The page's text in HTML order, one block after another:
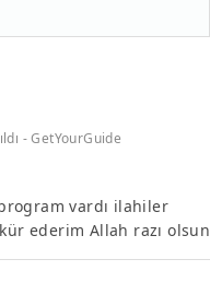
- GetYourGuide
vardı ilahiler
ederim Allah razı olsun